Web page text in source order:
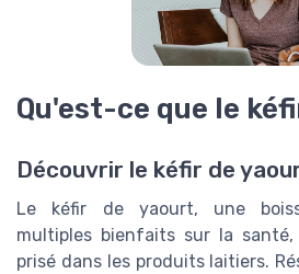
Qu'est-ce que le
Découvrir le kéfir de
Le kéfir de yaourt, une
multiples bienfaits sur la
prisé dans les produits laitiers.